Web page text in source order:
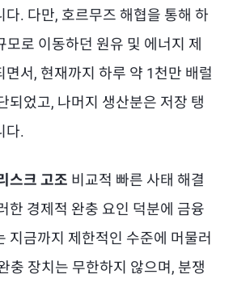
다. 다만, 호르무즈 해협을 통해 하
로 이동하던 원유 및 에너지 제
면서, 현재까지 하루 약 1천만 배럴
되었고, 나머지 생산분은 저장 탱
다.
스크 고조 비교적 빠른 사태 해결
한 경제적 완충 요인 덕분에 금융
지금까지 제한적인 수준에 머물러
충 장치는 무한하지 않으며, 분쟁